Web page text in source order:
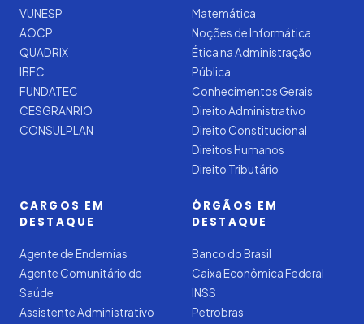
VUNESP
AOCP
QUADRIX
IBFC
FUNDATEC
CESGRANRIO
CONSULPLAN
Matemática
Noções de Informática
Ética na Administração
Pública
Conhecimentos Gerais
Direito Administrativo
Direito Constitucional
Direitos Humanos
Direito Tributário
CARGOS EM
DESTAQUE
Agente de Endemias
Agente Comunitário de
Saúde
Assistente Administrativo
ÓRGÃOS EM
DESTAQUE
Banco do Brasil
Caixa Econômica Federal
INSS
Petrobras